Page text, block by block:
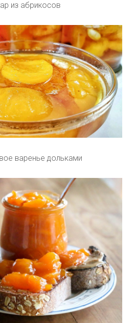
из абрикосов
варенье дольками